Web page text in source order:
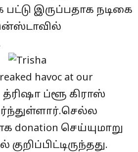
இருப்பதாக நடிகை
havoc at our
த்ரிஷா ப்ளூ கிராஸ்
donation செய்யுமாறு